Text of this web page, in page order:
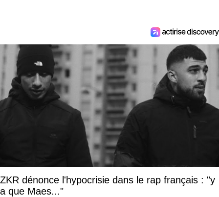
ZKR dénonce l'hypocrisie dans le rap français : "y
a que Maes..."